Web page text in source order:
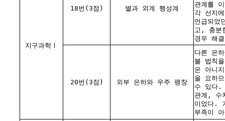
지구과학Ⅰ
18번(3점) 별과 외계 행성계
관계를
각 선지
언급되었
고, 충분
경우 해
20번(3점) 외부 은하와 우주 팽창
다른 은
블 법칙
은 아니
을 요하
수 있다.
관계, 수
이었다.
부족이